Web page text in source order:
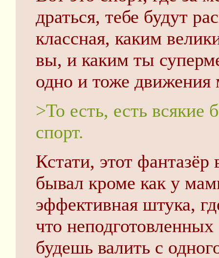
драться, тебе будут
классная, каким
вы, и каким ты
одно и тоже движения
>То есть, есть всякие
спорт.
Кстати, этот
бывал кроме как у
эффективная штука,
что
будешь валить с